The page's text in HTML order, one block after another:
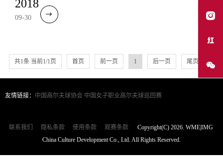
2018
09-30
共1条 当前1/1页 首页 前一页 1 后一页 尾页
友情链接： 中国高尔夫球协会 中国女子职业高尔夫球巡回赛
联系我们 隐私条款 使用条款 观赛条款
Copyright(C) 2026. WME|IMG
China Culture Development Co., Ltd. All Rights Reserved.